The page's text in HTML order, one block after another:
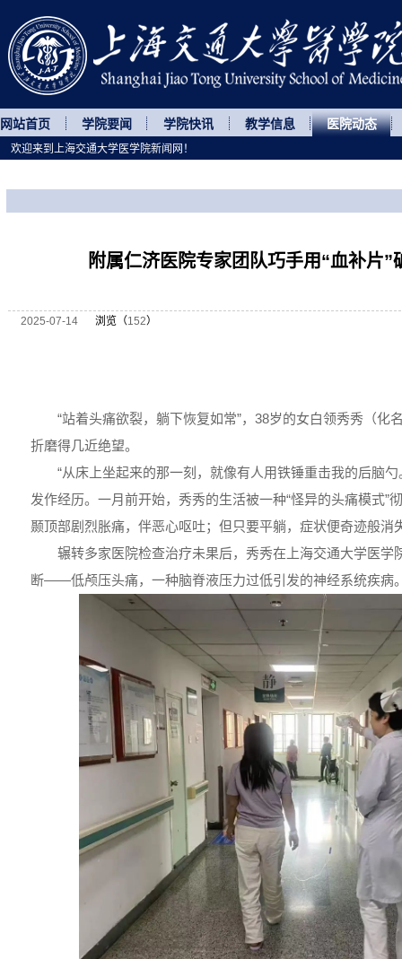
网站首页 学院要闻 学院快讯 教学信息 医院动态
附属仁济医院专家团队巧手用“血补片”
2025-07-14 浏览（152）
“站着头痛欲裂，躺下恢复如常”，38岁的女白领秀秀（化
折磨得几近绝望。
“从床上坐起来的那一刻，就像有人用铁锤重击我的后脑
发作经历。一月前开始，秀秀的生活被一种“怪异的头痛模式”
颞顶部剧烈胀痛，伴恶心呕吐；但只要平躺，症状便奇迹般消
辗转多家医院检查治疗未果后，秀秀在上海交通大学医学
断——低颅压头痛，一种脑脊液压力过低引发的神经系统疾病
欢迎来到上海交通大学医学院新闻网！